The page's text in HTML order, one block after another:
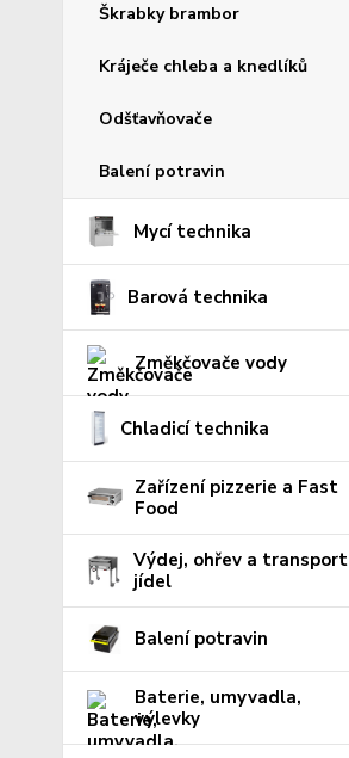
Škrabky brambor
Kráječe chleba a knedlíků
Odšťavňovače
Balení potravin
Mycí technika
Barová technika
Změkčovače vody
Chladicí technika
Zařízení pizzerie a Fast
Food
Výdej, ohřev a transport
jídel
Balení potravin
Baterie, umyvadla,
výlevky